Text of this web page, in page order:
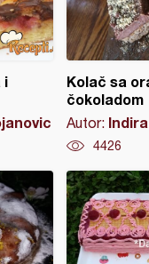
i
Kolač sa
čokoladom
Autor: Indira
4426